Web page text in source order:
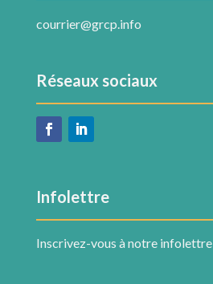
courrier@grcp.info
Réseaux sociaux
Infolettre
Inscrivez-vous à notre infolettre